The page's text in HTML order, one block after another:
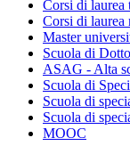
Corsi di laurea
Corsi di laurea
Master
Scuola di
ASAG - Alta
Scuola di
Scuola di
Scuola di
MOOC